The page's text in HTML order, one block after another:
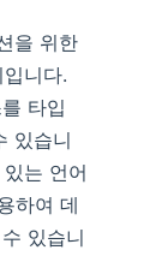
을 위한
니다.
타입
있습니
는 언어
하여 데
있습니